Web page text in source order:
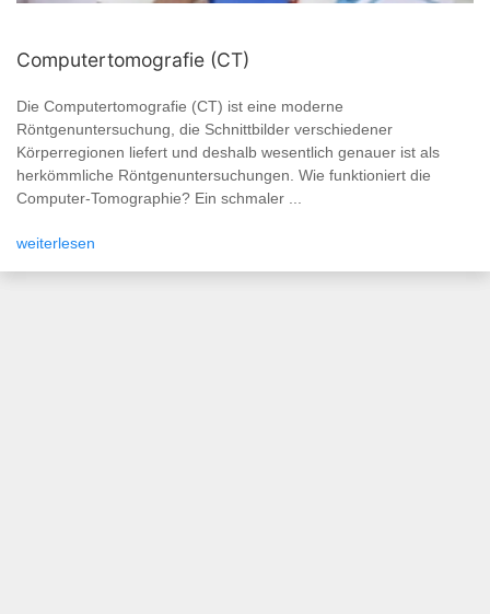
Computertomografie (CT)
Die Computertomografie (CT) ist eine moderne
Röntgenuntersuchung, die Schnittbilder verschiedener
Körperregionen liefert und deshalb wesentlich genauer ist als
herkömmliche Röntgenuntersuchungen. Wie funktioniert die
Computer-Tomographie? Ein schmaler ...
weiterlesen